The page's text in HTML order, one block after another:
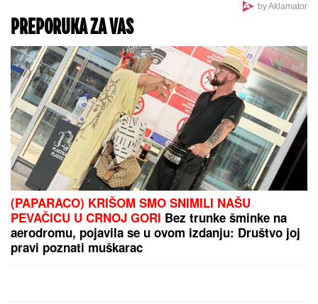
by Aklamator
PREPORUKA ZA VAS
(PAPARACO) KRIŠOM SMO SNIMILI NAŠU
PEVAČICU U CRNOJ GORI Bez trunke šminke na
aerodromu, pojavila se u ovom izdanju: Društvo joj
pravi poznati muškarac